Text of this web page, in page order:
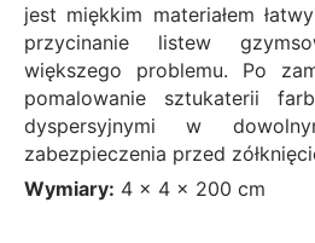
jest miękkim materiałem
przycinanie listew
większego problemu. Po
pomalowanie sztukaterii
dyspersyjnymi w
zabezpieczenia przed
Wymiary: 4 x 4 x 200 cm